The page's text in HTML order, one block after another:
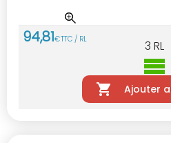
94,81€TTC / RL 3 RL
Ajouter